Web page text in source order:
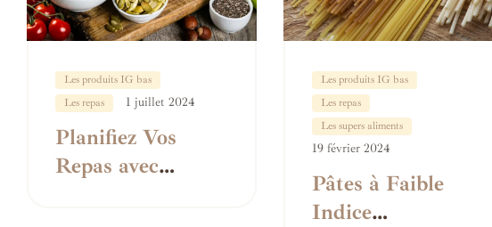
Les produits IG bas
Les repas
1 juillet 2024
Planifiez Vos
Repas avec
Les produits IG bas
Les repas
Les supers aliments
19 février 2024
Pâtes à Faible
Indice